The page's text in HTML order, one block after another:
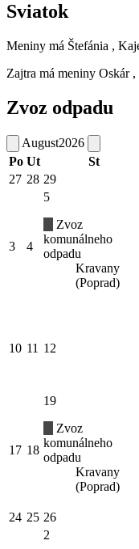
Sviatok
Meniny má Štefánia ,
Zajtra má meniny Oskár ,
Zvoz odpadu
August2026
Po Ut St
27 28 29
3 4
5
Zvoz
komunálneho
odpadu
Kravany
(Poprad)
10 11 12
17 18
19
Zvoz
komunálneho
odpadu
Kravany
(Poprad)
24 25 26
2